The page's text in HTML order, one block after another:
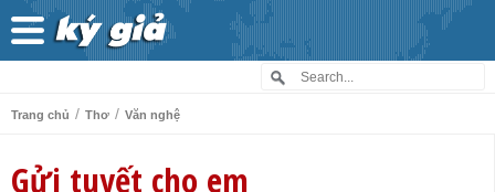
Trang chủ / Thơ / Văn nghệ
Gửi tuyết cho em